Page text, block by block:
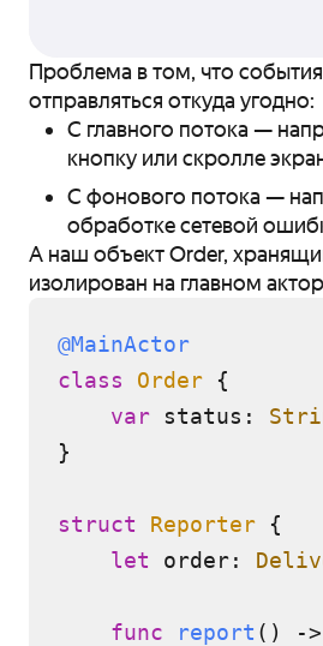
Проблема в том, что
отправляться откуда угодно:
С главного потока —
кнопку или скролле
С фонового потока —
обработке сетевой
А наш объект Order,
изолирован на главном
@MainActor
class
Order {
var status:
}
struct Reporter {
let order:
func report () ->